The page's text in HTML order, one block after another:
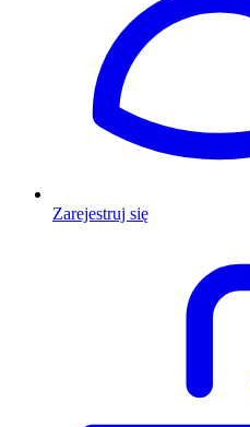
Zarejestruj się